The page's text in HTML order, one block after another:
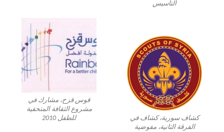
التأسيس
قوس قزح، مشارك في
مشروع الثقافة المتحفية
للطفل 2010
كشاف سورية، كشاف في
الفرقة الثانية، مفوضية